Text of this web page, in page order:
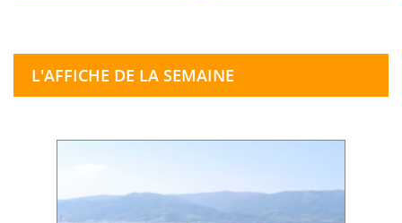
L'AFFICHE DE LA SEMAINE